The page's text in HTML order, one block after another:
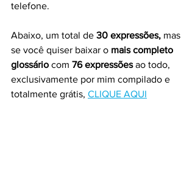
telefone.
Abaixo, um total de 30 expressões, mas
se você quiser baixar o mais completo
glossário com 76 expressões ao todo,
exclusivamente por mim compilado e
totalmente grátis, CLIQUE AQUI